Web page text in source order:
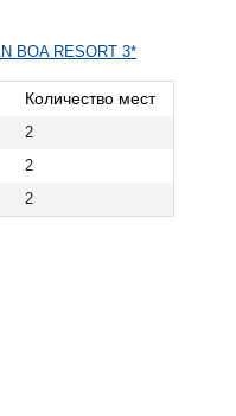
BOA RESORT 3*
Количество мест
2
2
2